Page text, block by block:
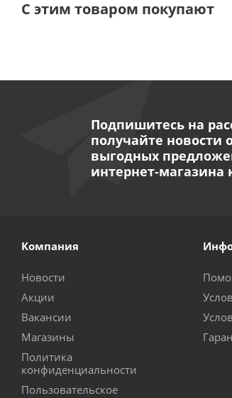
С этим товаром покупают
Подпишитесь на
получайте новости
выгодных
интернет-магазина
Компания
Новости
Акции
Вакансии
Магазины
Политика
конфиденциальности
Пользовательское